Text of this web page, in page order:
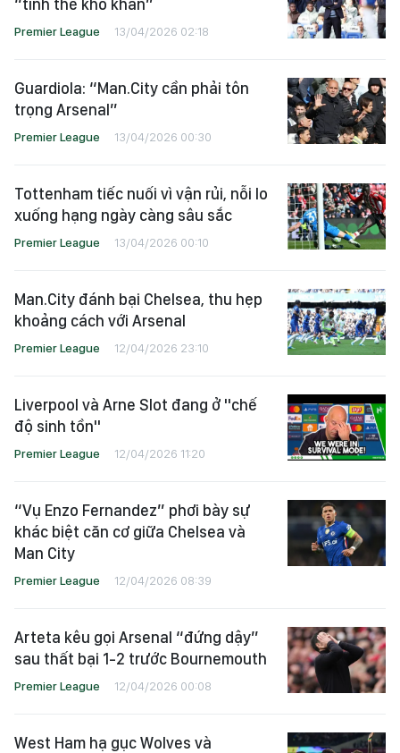
Rosenior thừa nhận Chelsea đang ở
Premier League 13/04/2026 02:18
Guardiola: “Man.City cần phải tôn
Premier League 13/04/2026 00:30
Tottenham tiếc nuối vì vận rủi, nỗi lo
Premier League 13/04/2026 00:10
Man.City đánh bại Chelsea, thu hẹp
Premier League 12/04/2026 23:10
Liverpool và Arne Slot đang ở "chế
Premier League 12/04/2026 11:20
“Vụ Enzo Fernandez” phơi bày sự
khác biệt căn cơ giữa Chelsea và
Premier League 12/04/2026 08:39
Arteta kêu gọi Arsenal “đứng dậy”
Premier League 12/04/2026 00:08